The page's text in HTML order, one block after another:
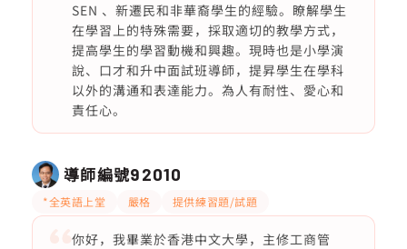
SEN 、新遷民和非華裔學生的經驗。瞭解學生
在學習上的特殊需要，採取適切的教學方式，
提高學生的學習動機和興趣。現時也是小學演
說、口才和升中面試班導師，提昇學生在學科
以外的溝通和表達能力。為人有耐性、愛心和
責任心。
導師編號92010
*全英語上堂 嚴格 提供練習題/試題
你好，我畢業於香港中文大學，主修工商管